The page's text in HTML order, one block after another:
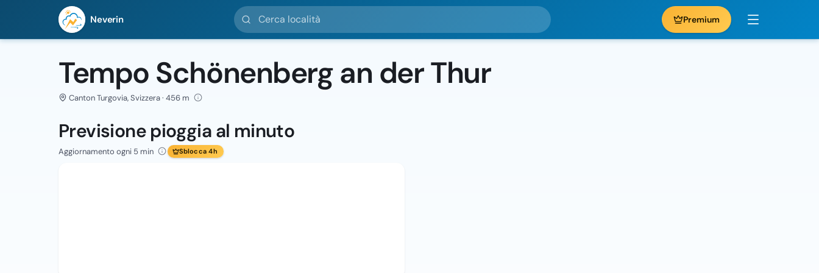
Neverin
Cerca località
Premium
Tempo Schönenberg an der Thur
Canton Turgovia, Svizzera · 456 m
Previsione pioggia al minuto
Aggiornamento ogni 5 min Sblocca 4h